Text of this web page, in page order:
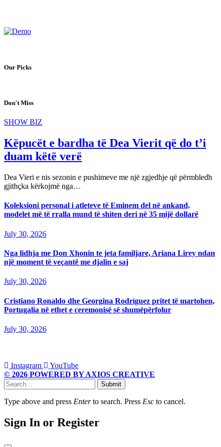
Our Picks
Don't Miss
SHOW BIZ
Këpucët e bardha të Dea Vierit që do t’i
duam këtë verë
Dea Vieri e nis sezonin e pushimeve me një zgjedhje që përmbledh
gjithçka kërkojmë nga…
Koleksioni personal i atleteve të Eminem del në ankand,
modelet më të rralla mund të shiten deri në 35 mijë dollarë
July 30, 2026
Nga lidhja me Don Xhonin te jeta familjare, Ariana Lirey ndan
një moment të veçantë me djalin e saj
July 30, 2026
Cristiano Ronaldo dhe Georgina Rodríguez pritet të martohen,
Portugalia në ethet e ceremonisë së shumëpërfolur
July 30, 2026
Instagram
YouTube
© 2026 POWERED BY AXIOS CREATIVE
Submit
Type above and press Enterto search. Press Esc to cancel.
Sign In or Register